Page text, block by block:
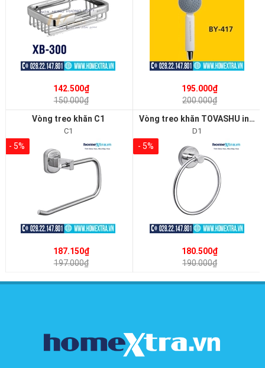
142.500₫
150.000₫
195.000₫
200.000₫
Vòng treo khăn C1
C1
- 5%
187.150₫
197.000₫
Vòng treo khăn TOVASHU inox 304 D1
D1
- 5%
180.500₫
190.000₫